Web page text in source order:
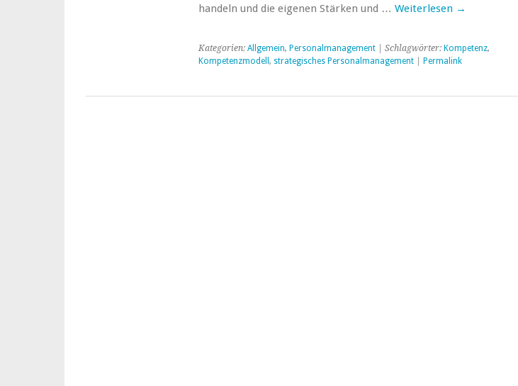
handeln und die eigenen Stärken und … Weiterlesen →
Kategorien: Allgemein, Personalmanagement| Schlagwörter: Kompetenz,
Kompetenzmodell , strategisches Personalmanagement| Permalink